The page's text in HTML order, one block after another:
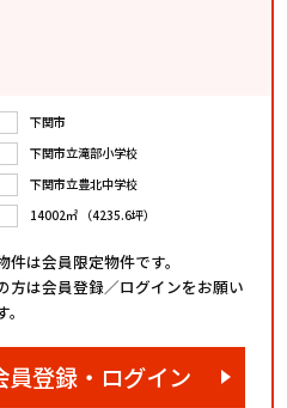
下関市
下関市立滝部小学校
下関市立豊北中学校
14002㎡ （4235.6坪）
件は会員限定物件です。
方は会員登録／ログインをお願い
員登録・ログイン